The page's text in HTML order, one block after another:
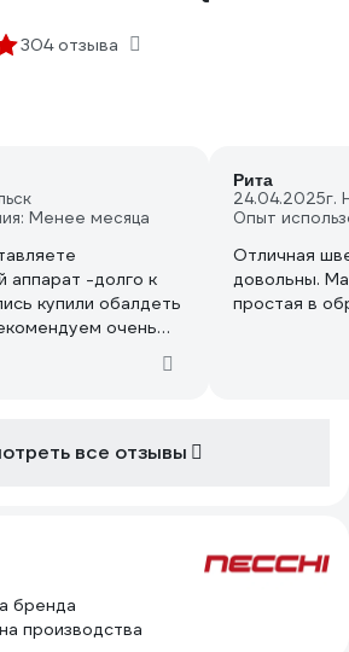
304 отзыва
Менее месяца
аппарат -долго к
купили обалдеть
очень
Рита
24.04.2025г.
Опыт
Отличная
довольны.
простая в
все отзывы
бренда
производства